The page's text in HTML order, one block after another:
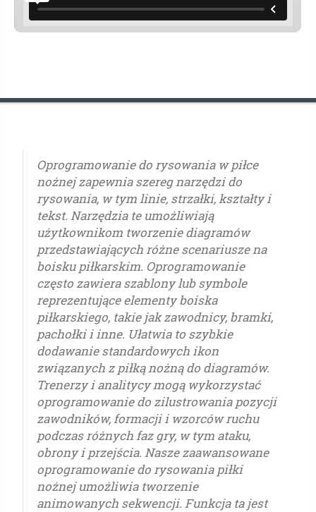
Oprogramowanie do rysowania w piłce
nożnej zapewnia szereg narzędzi do
rysowania, w tym linie, strzałki, kształty i
tekst. Narzędzia te umożliwiają
użytkownikom tworzenie diagramów
przedstawiających różne scenariusze na
boisku piłkarskim. Oprogramowanie
często zawiera szablony lub symbole
reprezentujące elementy boiska
piłkarskiego, takie jak zawodnicy, bramki,
pachołki i inne. Ułatwia to szybkie
dodawanie standardowych ikon
związanych z piłką nożną do diagramów.
Trenerzy i analitycy mogą wykorzystać
oprogramowanie do zilustrowania pozycji
zawodników, formacji i wzorców ruchu
podczas różnych faz gry, w tym ataku,
obrony i przejścia. Nasze zaawansowane
oprogramowanie do rysowania piłki
nożnej umożliwia tworzenie
animowanych sekwencji. Funkcja ta jest